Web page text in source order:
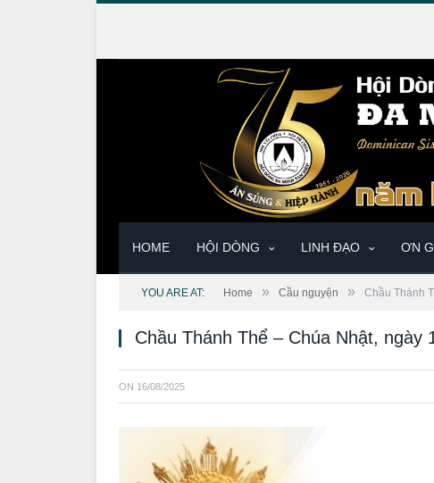
HOME HỘI DÒNG LINH ĐẠO ƠN
YOU ARE AT: Home » Cầu nguyện » Chầu Thánh
Chầu Thánh Thể – Chúa Nhật, ngày
ON 16/08/2025